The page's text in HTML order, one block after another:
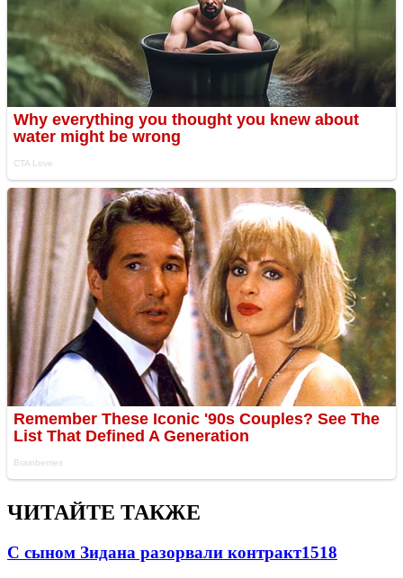
ЧИТАЙТЕ ТАКЖЕ
С сыном Зидана разорвали контракт1518